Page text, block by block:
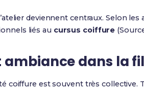
deviennent centraux. Selon
liés au cursus coiffure
ambiance dans la
coiffure est souvent très